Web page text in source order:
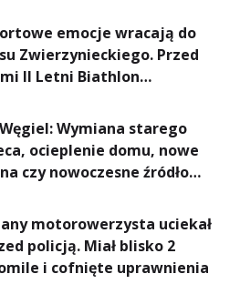
emocje wracają do
Zwierzynieckiego. Przed
II Letni Biathlon
Wymiana starego
ocieplenie domu, nowe
czy nowoczesne źródło
za energię, lepszy
życia i... czystsze
motorowerzysta uciekał
policją. Miał blisko 2
i cofnięte uprawnienia